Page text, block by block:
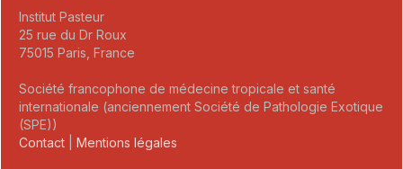
Institut Pasteur
25 rue du Dr Roux
75015 Paris, France
Société francophone de médecine tropicale et santé
internationale (anciennement Société de Pathologie Exotique
(SPE))
Contact
Mentions légales